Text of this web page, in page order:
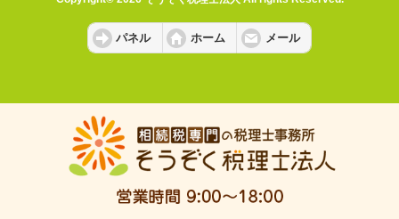
パネル ホーム メール